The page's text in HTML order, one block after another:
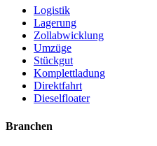
Logistik
Lagerung
Zollabwicklung
Umzüge
Stückgut
Komplettladung
Direktfahrt
Dieselfloater
Branchen